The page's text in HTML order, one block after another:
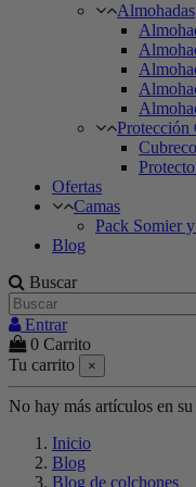
Almohadas
Protección
Ofertas
Camas
Pack Somier
Blog
Buscar
Entrar
0 Carrito
Tu carrito
×
No hay más artículos en
Inicio
Blog
Blog de colchones